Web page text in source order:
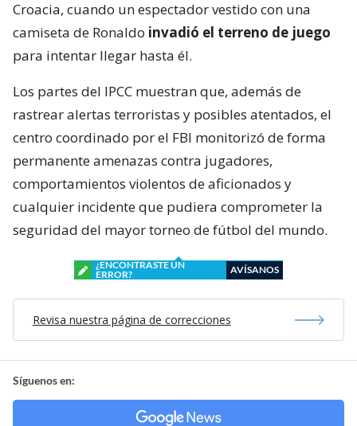
Croacia, cuando un espectador vestido con una
camiseta de Ronaldo invadió el terreno de juego
para intentar llegar hasta él.
Los partes del IPCC muestran que, además de
rastrear alertas terroristas y posibles atentados, el
centro coordinado por el FBI monitorizó de forma
permanente amenazas contra jugadores,
comportamientos violentos de aficionados y
cualquier incidente que pudiera comprometer la
seguridad del mayor torneo de fútbol del mundo.
¿ENCONTRASTE UN
ERROR?
AVÍSANOS
Revisa nuestra página de correcciones
Síguenos en: